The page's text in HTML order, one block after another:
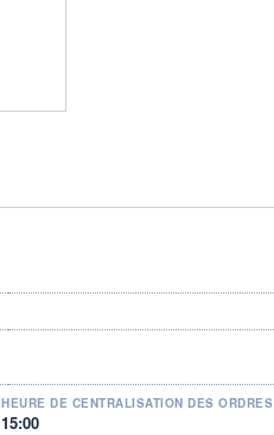
HEURE DE CENTRALISATION DES ORDRES
15:00